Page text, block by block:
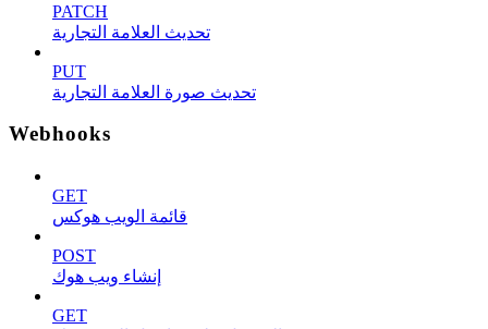
PATCH
تحديث العلامة التجارية
PUT
تحديث صورة العلامة التجارية
Webhooks
GET
قائمة الويب هوكس
POST
إنشاء ويب هوك
GET